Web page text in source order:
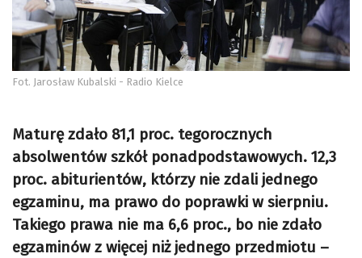
Fot. Jarosław Kubalski - Radio Kielce
Maturę zdało 81,1 proc. tegorocznych
absolwentów szkół ponadpodstawowych. 12,3
proc. abiturientów, którzy nie zdali jednego
egzaminu, ma prawo do poprawki w sierpniu.
Takiego prawa nie ma 6,6 proc., bo nie zdało
egzaminów z więcej niż jednego przedmiotu –